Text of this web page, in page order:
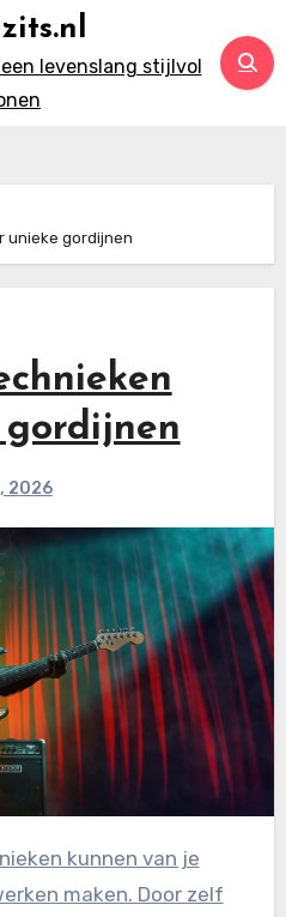
levenslang stijlvol
unieke gordijnen
2026
kunnen van je
maken. Door zelf